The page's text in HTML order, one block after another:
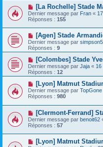
[La Rochelle] Stade
Dernier message par Fran «
Réponses : 155
[Agen] Stade
Dernier message par simpson5
Réponses : 9
[Colombes] Stade
Dernier message par Jaja « 16
Réponses : 12
[Lyon] Matmut
Dernier message par TopGone
Réponses : 980
[Clermont-Ferrand]
Dernier message par benoit62
Réponses : 57
[Lyon] Matmut